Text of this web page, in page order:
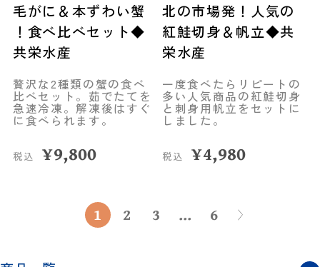
毛がに＆本ずわい蟹
！食べ比べセット◆
共栄水産
贅沢な2種類の蟹の食べ
比べセット。茹でたてを
急速冷凍。解凍後はすぐ
に食べられます。
税込 ¥9,800
北の市場発！人気の
紅鮭切身＆帆立◆共
栄水産
一度食べたらリピートの
多い人気商品の紅鮭切身
と刺身用帆立をセットに
しました。
税込 ¥4,980
1 2 3 ... 6